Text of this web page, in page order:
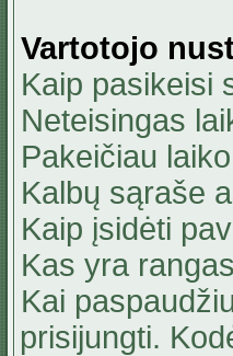
Vartotojo
Kaip pasikeisi
Neteisingas
Pakeičiau
Kalbų sąraše
Kaip įsidėti
Kas yra
Kai
prisijungti.